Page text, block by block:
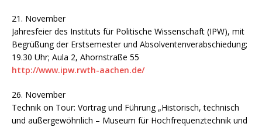
21. November
Jahresfeier des Instituts für Politische Wissenschaft (IPW), mit
Begrüßung der Erstsemester und Absolventenverabschiedung;
19.30 Uhr; Aula 2, Ahornstraße 55
http://www.ipw.rwth-aachen.de/
26. November
Technik on Tour: Vortrag und Führung „Historisch, technisch
und außergewöhnlich – Museum für Hochfrequenztechnik und